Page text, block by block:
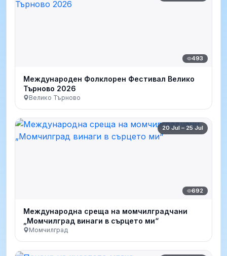
493
Международен Фолклорен Фестивал Велико
Търново 2026
Велико Търново
20 Jul – 25 Jul
692
Международна среща на момчилградчани
„Момчилград винаги в сърцето ми“
Момчилград